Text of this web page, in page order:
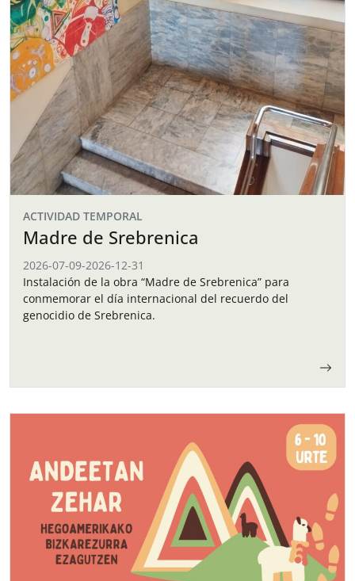
ACTIVIDAD TEMPORAL
Madre de Srebrenica
2026-07-09-2026-12-31
Instalación de la obra “Madre de Srebrenica” para
conmemorar el día internacional del recuerdo del
genocidio de Srebrenica.